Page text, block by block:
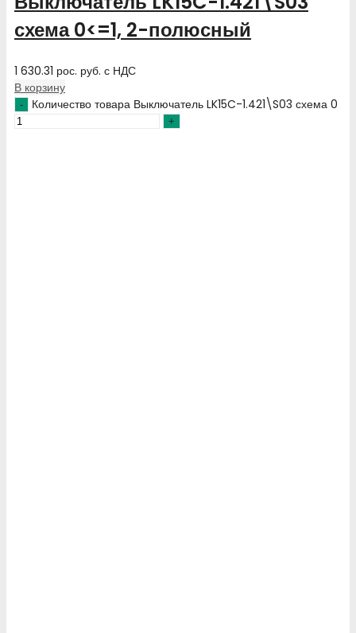
схема 0<=1, 2-полюсный
1 630.31 рос. руб. с НДС
В корзину
Количество товара Выключатель LK15C-1.421\S03 схема 0